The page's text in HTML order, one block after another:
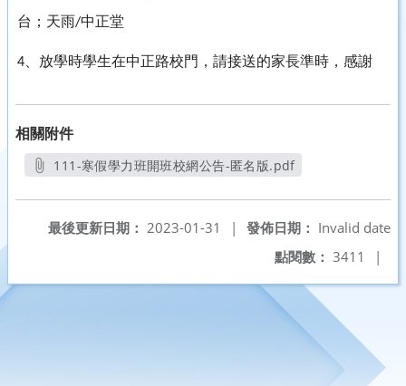
台；天雨/中正堂
4 、放學時學生在中正路校門，請接送的家長準時，感謝
相關附件
111-寒假學力班開班校網公告-匿名版.pdf
發佈日期： Invalid date
最後更新日期： 2023-01-31
|
點閱數： 3411 |